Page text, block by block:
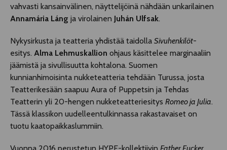
vahvasti kansainvälinen, näyttelijöinä nähdään unkarilainen
Annamária Láng ja virolainen Juhán Ulfsak.
Nykysirkusta ja teatteria yhdistää taidolla Sivuhenkilöt-
esitys. Alma Lehmuskallion ohjaus käsittelee marginaaliin
jäämistä ja sivullisuutta kohtalona. Suomen
kunnianhimoisinta nukketeatteria tehdään Turussa, josta
Teatterikesään saapuu Aura of Puppetsin ja Tehdas
Teatterin yli 20-hengen nukketeatteriesitys Romeo ja Julia.
Tässä klassikon uudelleentulkinnassa rakastavaiset on
tuotu kaatopaikkaslummiin.